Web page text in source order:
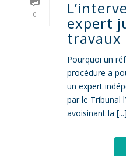
0 expert
travaux
Pourquoi un
procédure a
un expert
par le Tribunal
avoisinant la [...]